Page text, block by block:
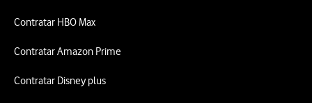
Contratar HBO Max
Contratar Amazon Prime
Contratar Disney plus